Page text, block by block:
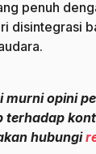
penuh
disintegrasi
murni opini
hubungi